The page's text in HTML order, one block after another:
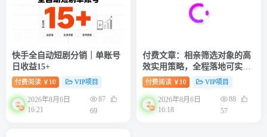
快手全自动短剧分销｜单账号
日收益15+
付费阅读 ￥ 10 VIP项目
2026年8月6日
16:21
87
69
付费文章：相亲筛选对象的高
效实用策略，全程落地可实
操，规避短择、利己型相亲对
象
付费阅读 ￥ 10 VIP项目
2026年8月6日
16:18
88
57